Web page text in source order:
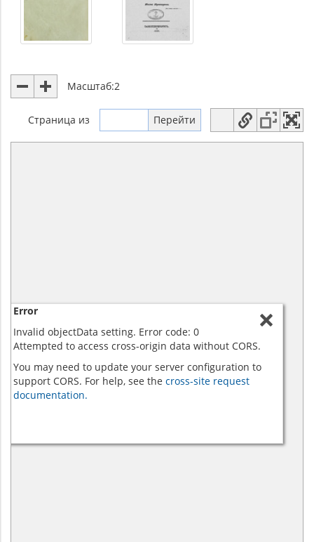
Масштаб:2
Страница из
Error
Invalid objectData setting. Error code: 0
Attempted to access cross-origin data without CORS.
You may need to update your server configuration to
support CORS. For help, see the cross-site request
documentation.